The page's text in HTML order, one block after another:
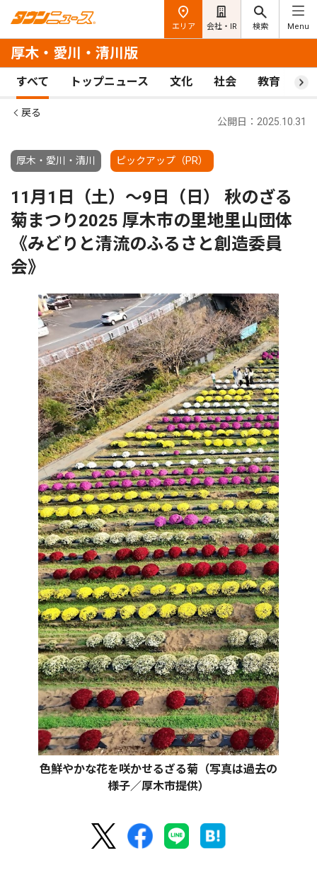
エリア 会社・IR 検索 Menu
厚木・愛川・清川版
すべて トップニュース 文化 社会 教育 ス
戻る
厚木・愛川・清川 ピックアップ（PR）
公開日：2025.10.31
11月1日（土）〜9日（日） 秋のざる
菊まつり2025 厚木市の里地里山団体
《みどりと清流のふるさと創造委員
会》
色鮮やかな花を咲かせるざる菊（写真は過去の
様子／厚木市提供）